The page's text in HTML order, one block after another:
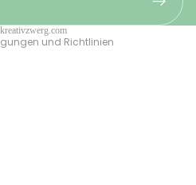
kreativzwerg.com
und Richtlinien